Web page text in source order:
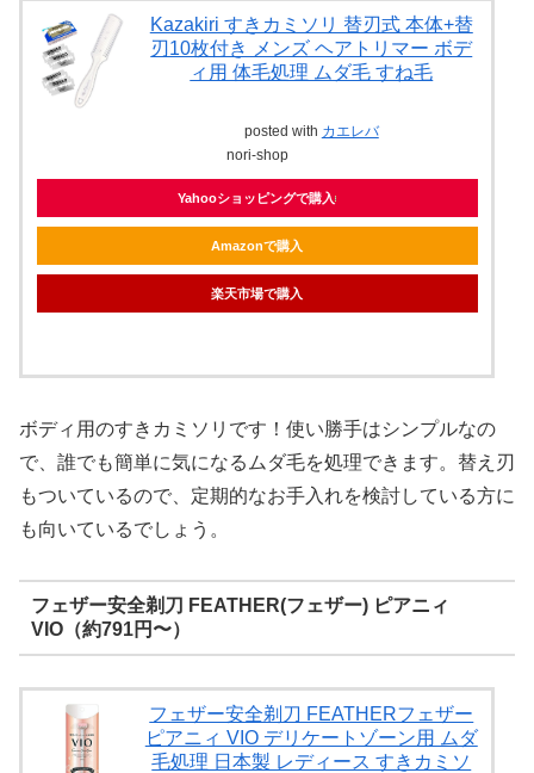
Kazakiri すきカミソリ 替刃式 本体+替
刃10枚付き メンズ ヘアトリマー ボデ
ィ用 体毛処理 ムダ毛 すね毛
posted with カエレバ
nori-shop
Yahooショッピングで購入
Amazonで購入
楽天市場で購入
ボディ用のすきカミソリです！使い勝手はシンプルなの
で、誰でも簡単に気になるムダ毛を処理できます。替え刃
もついているので、定期的なお手入れを検討している方に
も向いているでしょう。
フェザー安全剃刀 FEATHER(フェザー) ピアニィ
VIO（約791円〜）
フェザー安全剃刀 FEATHERフェザー
ピアニィ VIO デリケートゾーン用 ムダ
毛処理 日本製 レディース すきカミソ